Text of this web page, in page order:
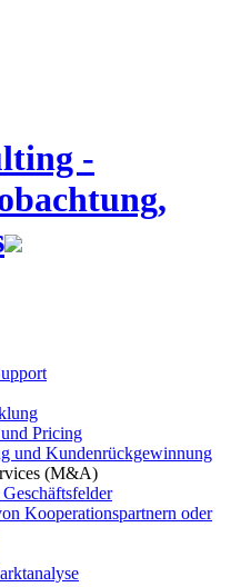
-
Pricing
und Kundenrückgewinnung
(M&A)
Kooperationspartnern oder